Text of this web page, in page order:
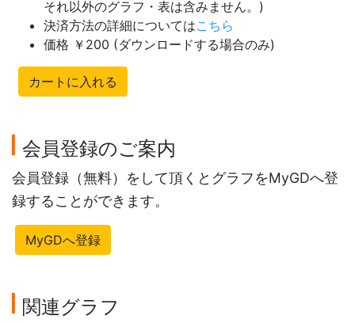
それ以外のグラフ・表は含みません。)
決済方法の詳細についてはこちら
価格 ￥200 (ダウンロードする場合のみ)
カートに入れる
会員登録のご案内
会員登録（無料）をして頂くとグラフをMyGDへ登
録することができます。
MyGDへ登録
関連グラフ